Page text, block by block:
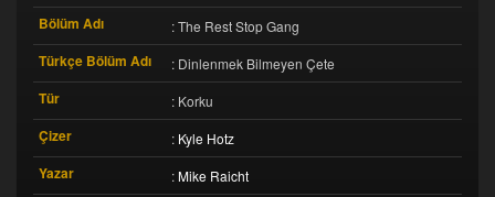
Bölüm Adı : The Rest Stop Gang
Türkçe Bölüm Adı : Dinlenmek Bilmeyen Çete
Tür : Korku
Çizer : Kyle Hotz
Yazar :Mike Raicht